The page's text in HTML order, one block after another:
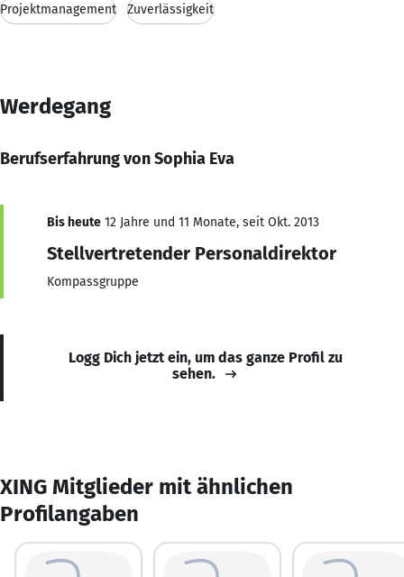
Projektmanagement Zuverlässigkeit
Werdegang
Berufserfahrung von Sophia Eva
Bis heute 12 Jahre und 11 Monate, seit Okt. 2013
Stellvertretender Personaldirektor
Kompassgruppe
Logg Dich jetzt ein, um das ganze Profil zu
sehen.
XING Mitglieder mit ähnlichen
Profilangaben